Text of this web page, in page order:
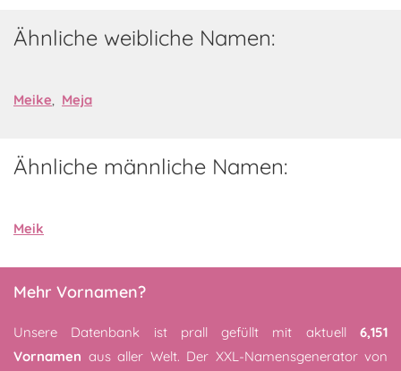
Ähnliche weibliche Namen:
Meike, Meja
Ähnliche männliche Namen:
Meik
Mehr Vornamen?
Unsere Datenbank ist prall gefüllt mit aktuell 6,151
Vornamen aus aller Welt. Der XXL-Namensgenerator von